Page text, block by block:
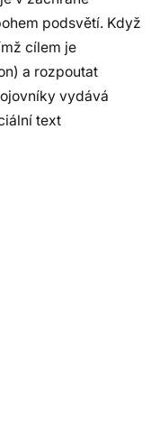
podsvětí. Když
cílem je
a rozpoutat
vydává
text